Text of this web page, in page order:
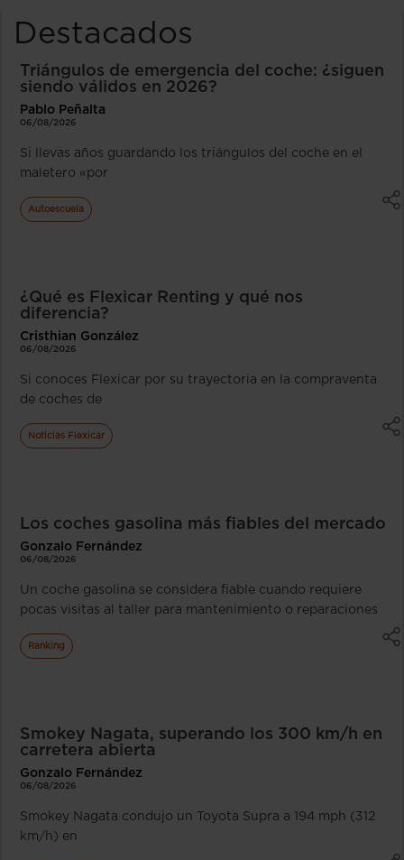
Destacados
Triángulos de emergencia del coche: ¿siguen
siendo válidos en 2026?
Pablo Peñalta
06/08/2026
Si llevas años guardando los triángulos del coche en el
maletero «por
Autoescuela
¿Qué es Flexicar Renting y qué nos
diferencia?
Cristhian González
06/08/2026
Si conoces Flexicar por su trayectoria en la compraventa
de coches de
Noticias Flexicar
Los coches gasolina más fiables del mercado
Gonzalo Fernández
06/08/2026
Un coche gasolina se considera fiable cuando requiere
pocas visitas al taller para mantenimiento o reparaciones
Ranking
Smokey Nagata, superando los 300 km/h en
carretera abierta
Gonzalo Fernández
06/08/2026
Smokey Nagata condujo un Toyota Supra a 194 mph (312
km/h) en